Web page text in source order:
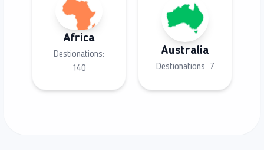
Africa
Destionations:
140
Australia
Destionations: 7